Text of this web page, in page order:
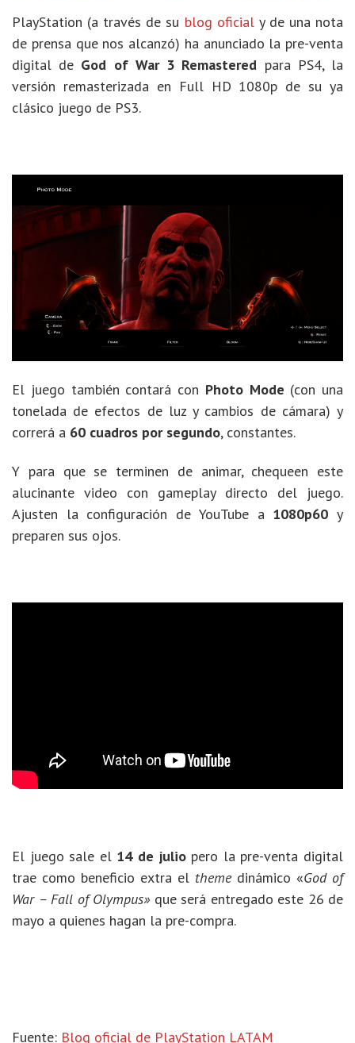
PlayStation (a través de su blog oficialy de una nota
de prensa que nos alcanzó) ha anunciado la pre-venta
digital de God of War 3 Remastered para PS4, la
versión remasterizada en Full HD 1080p de su ya
clásico juego de PS3.
El juego también contará con Photo Mode (con una
tonelada de efectos de luz y cambios de cámara) y
correrá a 60 cuadros por segundo, constantes.
Y para que se terminen de animar, chequeen este
alucinante video con gameplay directo del juego.
Ajusten la configuración de YouTube a 1080p60 y
preparen sus ojos.
El juego sale el 14 de juliopero la pre-venta digital
trae como beneficio extra el theme dinámico «God of
War – Fall of Olympus» que será entregado este 26 de
mayo a quienes hagan la pre-compra.
Fuente: Blog oficial de PlayStation LATAM